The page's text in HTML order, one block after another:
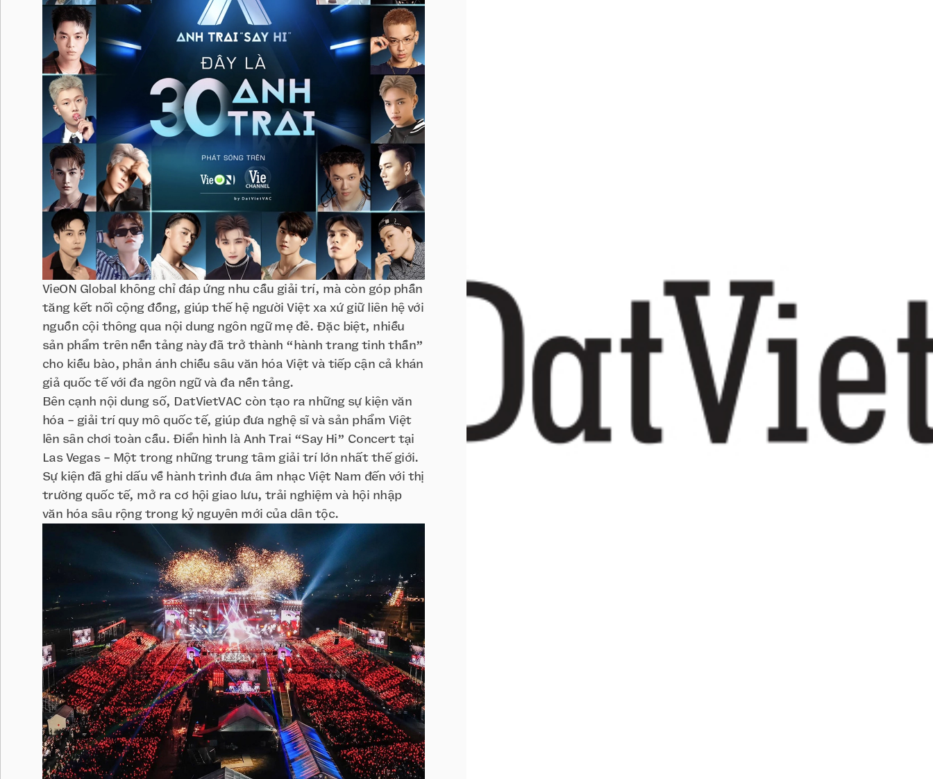
VieON Global không chỉ đáp ứng nhu cầu giải trí, mà còn góp phần
tăng kết nối cộng đồng, giúp thế hệ người Việt xa xứ giữ liên hệ với
nguồn cội thông qua nội dung ngôn ngữ mẹ đẻ. Đặc biệt, nhiều
sản phẩm trên nền tảng này đã trở thành “hành trang tinh thần”
cho kiều bào, phản ánh chiều sâu văn hóa Việt và tiếp cận cả khán
giả quốc tế với đa ngôn ngữ và đa nền tảng.
Bên cạnh nội dung số, DatVietVAC còn tạo ra những sự kiện văn
hóa - giải trí quy mô quốc tế, giúp đưa nghệ sĩ và sản phẩm Việt
lên sân chơi toàn cầu. Điển hình là Anh Trai “Say Hi” Concert tại
Las Vegas - Một trong những trung tâm giải trí lớn nhất thế giới.
Sự kiện đã ghi dấu về hành trình đưa âm nhạc Việt Nam đến với thị
trường quốc tế, mở ra cơ hội giao lưu, trải nghiệm và hội nhập
văn hóa sâu rộng trong kỷ nguyên mới của dân tộc.